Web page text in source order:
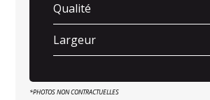
Qualité
Largeur
*PHOTOS NON CONTRACTUELLES